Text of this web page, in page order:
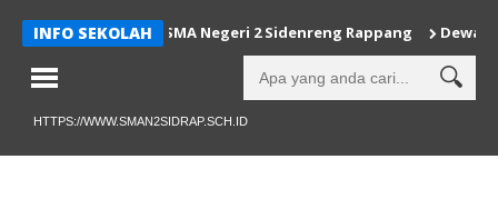
INFO SEKOLAH
ke-356 di SMA Negeri 2 Sidenreng Rappang Dewan
HTTPS://WWW.SMAN2SIDRAP.SCH.ID